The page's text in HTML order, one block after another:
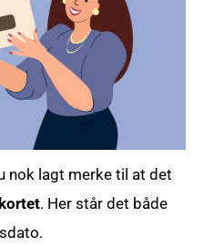
nok lagt merke til at det
. Her står det både